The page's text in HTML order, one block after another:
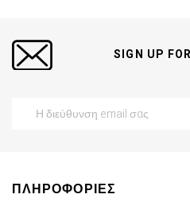
SIGN UP
ΠΛΗΡΟΦΟΡΊΕΣ